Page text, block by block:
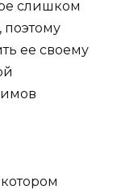
слишком
поэтому
ее своему